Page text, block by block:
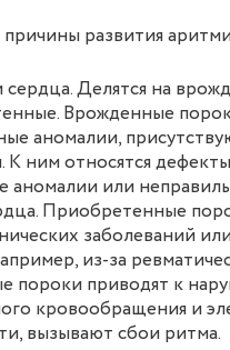
развития
Делятся на
Врожденные
аномалии,
К ним относятся
аномалии или
Приобретенные
заболеваний
из-за
пороки приводят к
кровообращения и
вызывают сбои ритма.